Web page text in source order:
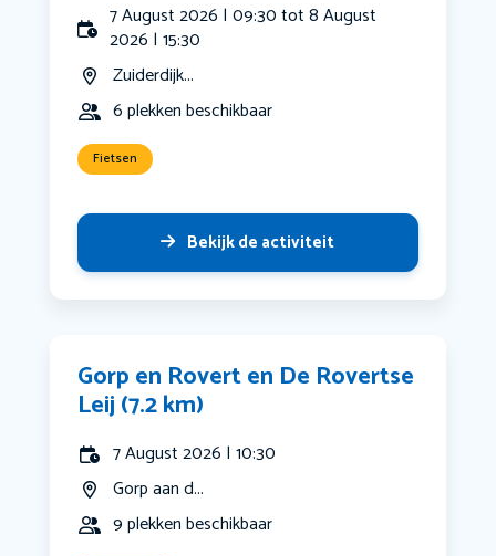
7 August 2026 | 09:30 tot 8 August
2026 | 15:30
Zuiderdijk...
6 plekken beschikbaar
Fietsen
Bekijk de activiteit
Gorp en Rovert en De Rovertse
Leij (7.2 km)
7 August 2026 | 10:30
Gorp aan d...
9 plekken beschikbaar